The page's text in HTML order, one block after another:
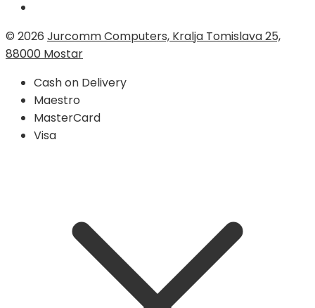
© 2026 Jurcomm Computers, Kralja Tomislava 25,
88000 Mostar
Cash on Delivery
Maestro
MasterCard
Visa